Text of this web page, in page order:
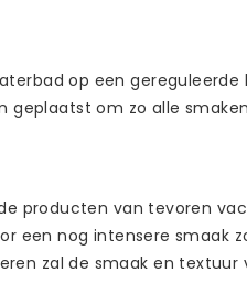
op een
om zo alle
producten van tevoren
een nog intensere smaak
zal de smaak en